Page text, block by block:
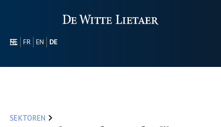
NL FR EN
DE
CONTACT
SEKTOREN